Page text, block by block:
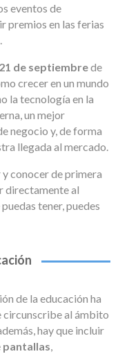
eventos de
premios en las ferias
21 de septiembrede
crecer en un mundo
la tecnología en la
un mejor
negocio y, de forma
llegada al mercado.
conocer de primera
directamente al
tener, puedes
de la educación ha
circunscribe al ámbito
hay que incluir
pantallas,